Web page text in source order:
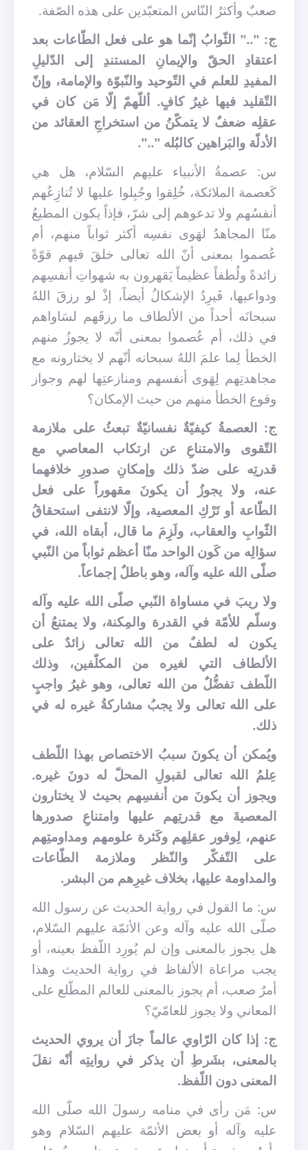
صعبٌ وأكثرُ النّاس المتعبّدين على هذه الصّفة.
ج: ".." الثّوابُ إنّما هو على فعل الطّاعات بعد
اعتقادِ الحقّ والإيمانِ المستندِ إلى الدّليلِ
المفيدِ للعلم في التّوحيد والنّبوّة والإمامة، وإنّ
التّقليد فيها غيرُ كافٍ. أللّهمّ إلّا مَن كان في
عقلِه ضعفٌ لا يتمكّنُ من استخراجِ العقائد من
الأدلّة والبَراهين كالبُله "..".
س: عصمةُ الأنبياء عليهم السّلام، هل هي
كَعصمة الملائكة، خُلِقوا وجُبِلوا عليها لا تُنازِعُهم
أنفسُهم ولا تدعوهم إلى شرّ، فإذاً يكون المطيعُ
منّا المجاهدُ لهَوى نفسِه أكثر ثواباً منهم، أم
عُصموا بمعنى أنّ الله تعالى خلقَ فيهم قوّةً
زائدةً ولُطفاً عظيماً يَقهرون به شهواتِ أنفسِهم
ودواعيها، فَيرِدُ الإشكالُ أيضاً، إذْ لو رزقَ اللهُ
سبحانَه أحداً من الألطاف ما رزقَهم لسَاواهم
في ذلك، أم عُصموا بمعنى أنّه لا يجوزُ منهم
الخطأ لِما علمَ اللهُ سبحانه أنّهم لا يختارونه مع
مجاهدتِهم لِهَوى أنفسهم ومنازعتِها لهم وجواز
وقوع الخطأ منهم من حيث الإمكان؟
ج: العصمةُ كيفيّةٌ نفسانيّةٌ تبعثُ على ملازمة
التّقوى والامتناعِ عن ارتكاب المعاصي مع
قدرتِه على ضدّ ذلك وإمكانِ صدورِ خلافهما
عنه، ولا يجوزُ أن يكونَ مقهوراً على فعل
الطّاعة أو تَرْكِ المعصية، وإلّا لانتفى استحقاقُ
الثّوابِ والعقاب، ولَزِمَ ما قال، أبقاه الله، في
سؤالِه من كَون الواحد منّا أعظم ثواباً من النّبي
صلّى الله عليه وآله، وهو باطلٌ إجماعاً.
ولا ريبَ في مساواة النّبي صلّى الله عليه وآله
وسلّم للأمّة في القدرة والمِكنة، ولا يمتنعُ أن
يكون له لطفٌ من الله تعالى زائدٌ على
الألطاف التي لغيره من المكلّفين، وذلك
اللّطف تفضُّلٌ من الله تعالى، وهو غيرُ واجبٍ
على الله تعالى ولا يجبُ مشاركةُ غيره له في
ذلك.
ويُمكن أن يكونَ سببُ الاختصاص بهذا اللّطف
عِلمُ الله تعالى لقبولِ المحلّ له دونَ غيره.
ويجوز أن يكونَ من أنفسِهم بحيث لا يختارون
المعصيةَ مع قدرتِهم عليها وامتناعِ صدورها
عنهم، لِوفور عقلِهم وكَثرة علومهم ومداومتِهم
على التّفكّر والنّظر وملازمة الطّاعات
والمداومة عليها، بخلاف غيرِهم من البشر.
س: ما القول في رواية الحديث عن رسول الله
صلّى الله عليه وآله وعن الأئمّة عليهم السّلام،
هل يجوز بالمعنى وإن لم يُورِد اللّفظ بعينه، أو
يجب مراعاة الألفاظ في رواية الحديث وهذا
أمرٌ صعب، أم يجوز بالمعنى للعالم المطّلع على
المعاني ولا يجوز للعامّيّ؟
ج: إذا كان الرّاوي عالماً جازَ أن يروي الحديث
بالمعنى، بشَرطِ أن يذكر في روايتِه أنّه نقلَ
المعنى دون اللّفظ.
س: مَن رأى في منامه رسولَ الله صلّى الله
عليه وآله أو بعض الأئمّة عليهم السّلام وهو